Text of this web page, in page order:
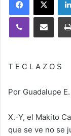
Viber Compartir vía email
T E C L A Z O S
Por Guadalupe
X.-Y, el Makito
que se ve no se